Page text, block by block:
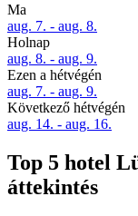
Ma
aug. 7. - aug. 8.
Holnap
aug. 8. - aug. 9.
Ezen a hétvégén
aug. 7. - aug. 9.
Következő hétvégén
aug. 14. - aug. 16.
Top 5 hotel
áttekintés